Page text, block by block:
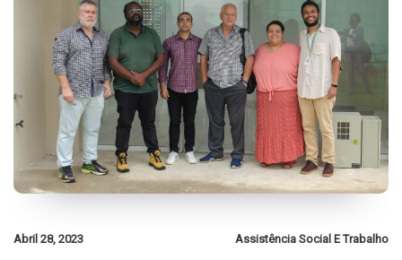
Abril 28, 2023 Assistência Social E Trabalho